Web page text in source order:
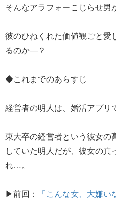
そんなアラフォーこじらせ男
彼のひねくれた価値観ごと愛
るのか―？
◆これまでのあらすじ
経営者の明人は、婚活アプリ
東大卒の経営者という彼女の
していた明人だが、彼女の真
れ…。
▶前回：
「こんな女、大嫌